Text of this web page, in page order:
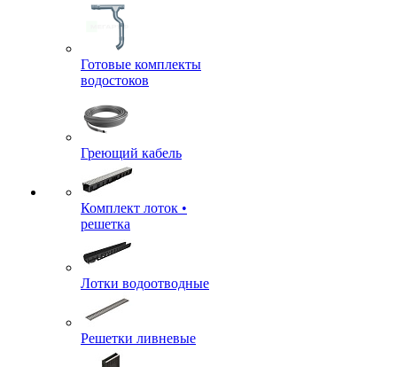
Готовые комплекты
водостоков
Греющий кабель
Комплект лоток •
решетка
Лотки водоотводные
Решетки ливневые